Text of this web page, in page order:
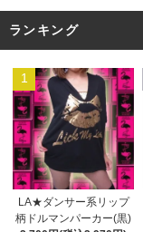
ランキング
1
LA★ダンサー系リップ
柄ドルマンパーカー(黒)